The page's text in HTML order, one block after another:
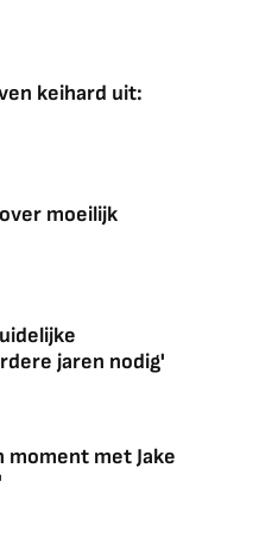
keihard uit:
moeilijk
jaren nodig'
moment met Jake